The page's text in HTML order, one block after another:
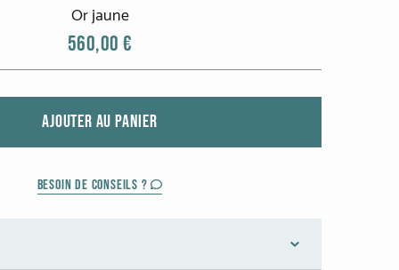
Or jaune
560,00 €
AJOUTER AU PANIER
BESOIN DE CONSEILS ?